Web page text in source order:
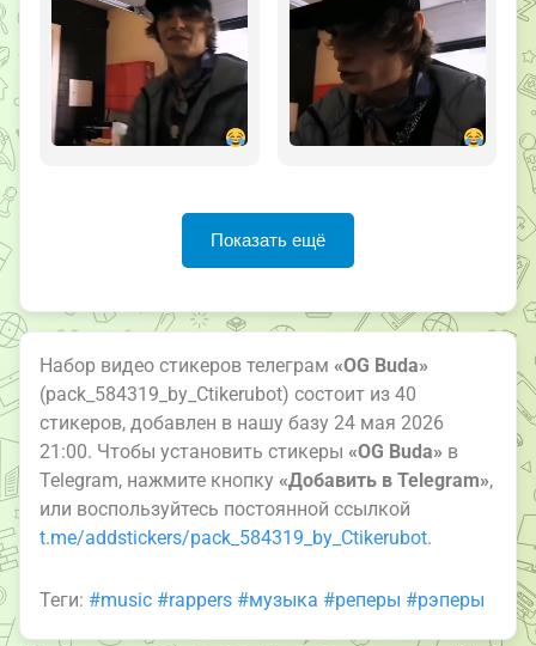
Показать ещё
Набор видео стикеров телеграм «OG Buda»
(pack_584319_by_Ctikerubot) состоит из 40
стикеров, добавлен в нашу базу 24 мая 2026
21:00. Чтобы установить стикеры «OG Buda» в
Telegram, нажмите кнопку «Добавить в Telegram»,
или воспользуйтесь постоянной ссылкой
t.me/addstickers/pack_584319_by_Ctikerubot.
Теги: #music #rappers #музыка #реперы #рэперы